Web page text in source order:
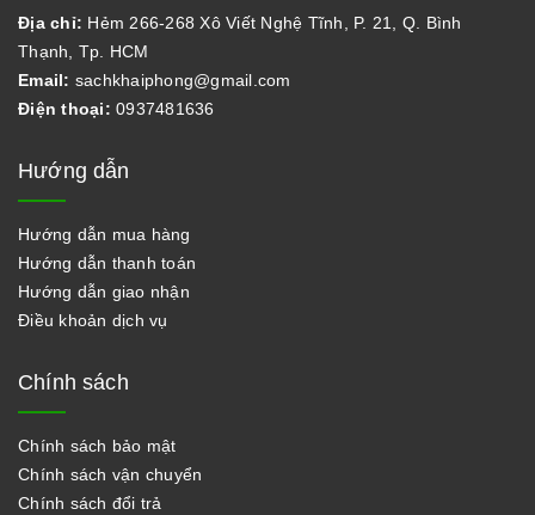
Địa chỉ: Hẻm 266-268 Xô Viết Nghệ Tĩnh, P. 21, Q. Bình
Thạnh, Tp. HCM
Email: sachkhaiphong@gmail.com
Điện thoại: 0937481636
Hướng dẫn
Hướng dẫn mua hàng
Hướng dẫn thanh toán
Hướng dẫn giao nhận
Điều khoản dịch vụ
Chính sách
Chính sách bảo mật
Chính sách vận chuyển
Chính sách đổi trả